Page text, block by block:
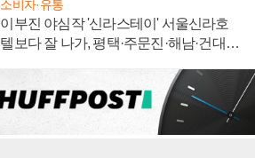
소비자·유통
이부진 야심작 '신라스테이' 서울신라호
텔보다 잘 나가, 평택·주문진·해남·건대로